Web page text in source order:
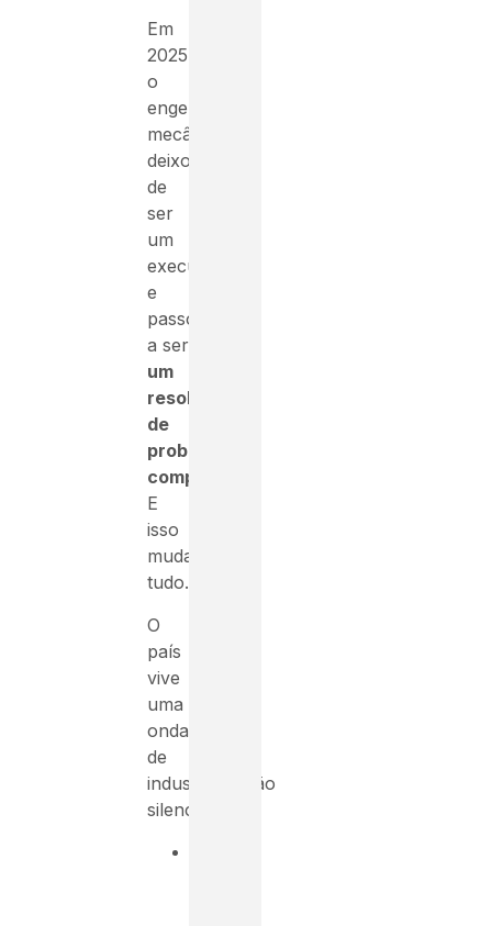
Em
2025,
o
engenheiro
mecânico
deixou
de
ser
um
executor
e
passou
a ser
um
resolvedor
de
problemas
complexos
E
isso
muda
tudo.
O
país
vive
uma
onda
de
industrialização
silenciosa: